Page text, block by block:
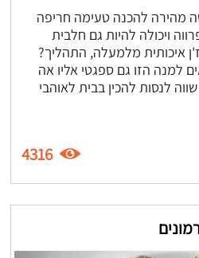
מהירה להכנה טעימה חריפה
ויכולה להיות גם חלבית
איכותית מלמעלה, התהליך?
למנה הזו גם ספגטי אליו אה
שווה לנסות להכין בבית לאוהבי
4316